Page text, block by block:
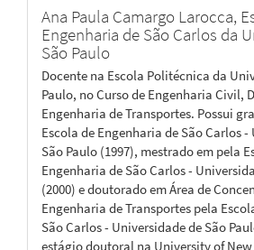
Ana Paula Camargo Larocca,
Engenharia de São Carlos da
São Paulo
Docente na Escola Politécnica da
Paulo, no Curso de Engenharia Civil,
Engenharia de Transportes. Possui
Escola de Engenharia de São Carlos
São Paulo (1997), mestrado em pela
Engenharia de São Carlos -
(2000) e doutorado em Área de
Engenharia de Transportes pela
São Carlos - Universidade de São
estágio doutoral na University of